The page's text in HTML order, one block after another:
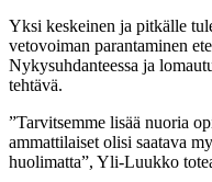
Yksi keskeinen ja pitkälle
vetovoiman parantaminen
Nykysuhdanteessa ja
tehtävä.
”Tarvitsemme lisää nuoria
ammattilaiset olisi saatava
huolimatta”, Yli-Luukko